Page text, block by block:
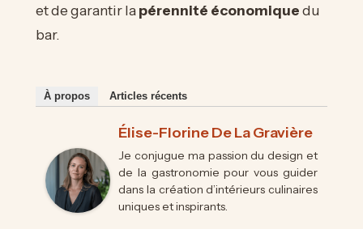
et de garantir la pérennité économiquedu
bar.
À propos Articles récents
Élise-Florine De La Gravière
Je conjugue ma passion du design et
de la gastronomie pour vous guider
dans la création d’intérieurs culinaires
uniques et inspirants.